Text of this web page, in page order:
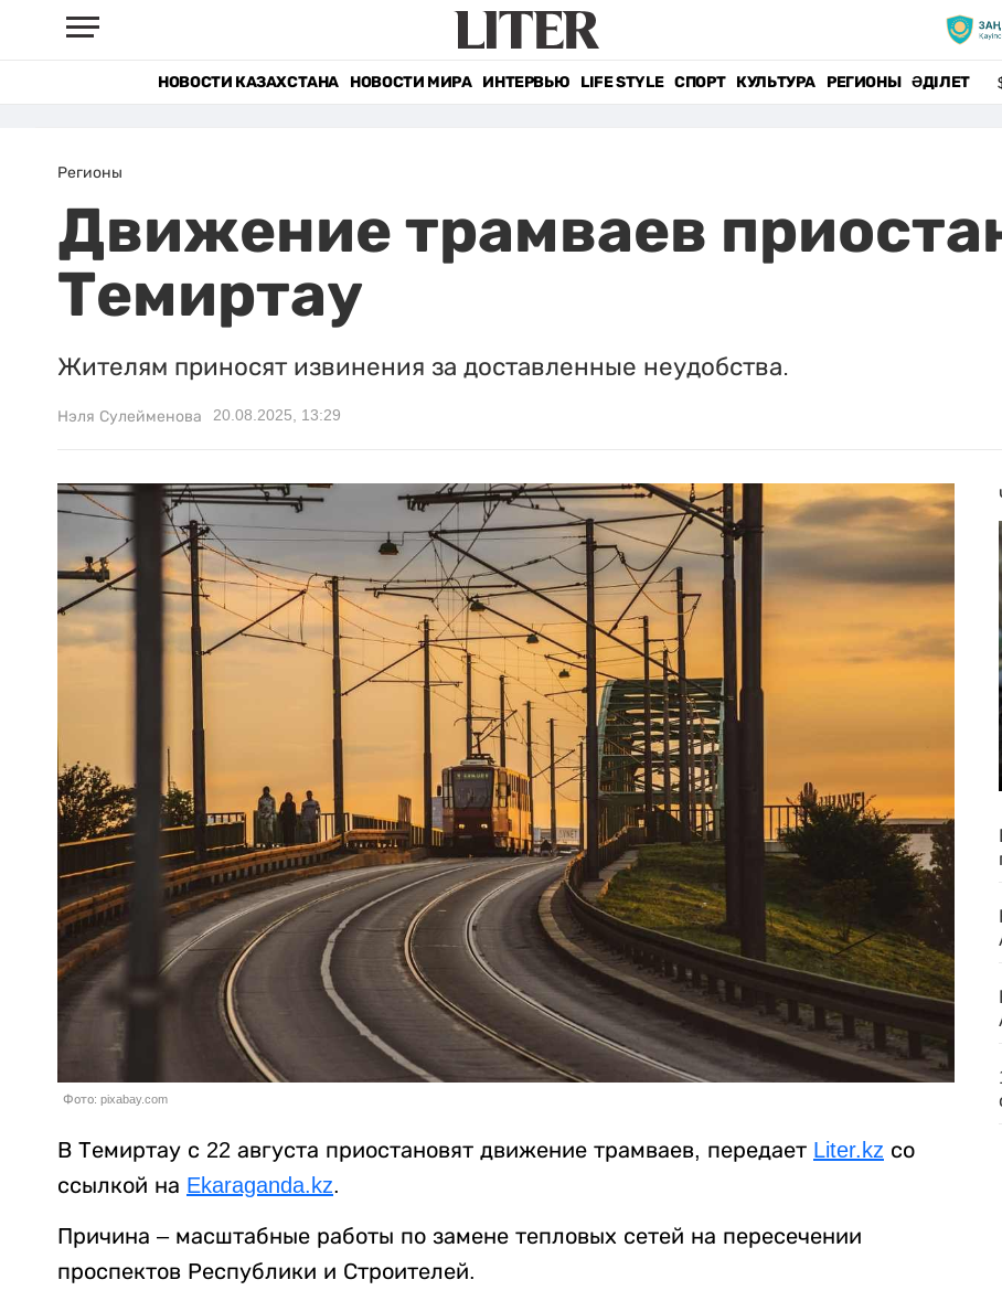
НОВОСТИ КАЗАХСТАНА НОВОСТИ МИРА ИНТЕРВЬЮ LIFE STYLE СПОРТ КУЛЬТУРА РЕГИОНЫ ӘДІЛЕТ
Регионы
Движение трамваев
Темиртау
Жителям приносят извинения за доставленные неудобства.
Нэля Сулейменова 20.08.2025, 13:29
Фото: pixabay.com
В Темиртау с 22 августа приостановят движение трамваев, передает Liter.kz со
ссылкой на Ekaraganda.kz.
Причина – масштабные работы по замене тепловых сетей на пересечении
проспектов Республики и Строителей.